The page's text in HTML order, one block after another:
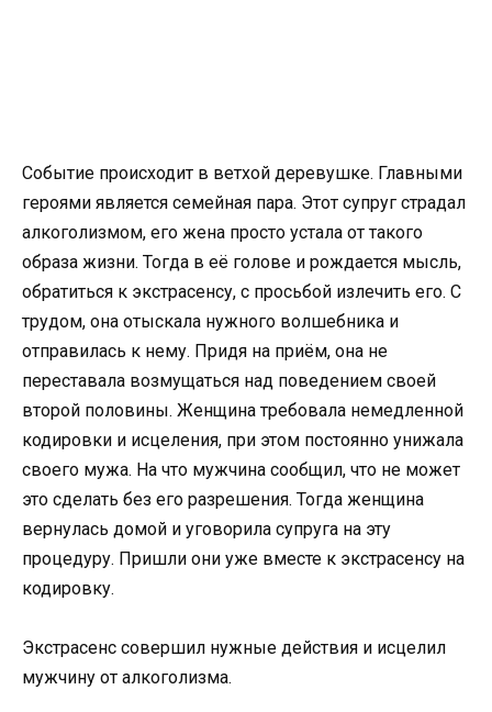
Событие происходит в ветхой деревушке. Главными
героями является семейная пара. Этот супруг страдал
алкоголизмом, его жена просто устала от такого
образа жизни. Тогда в её голове и рождается мысль,
обратиться к экстрасенсу, с просьбой излечить его. С
трудом, она отыскала нужного волшебника и
отправилась к нему. Придя на приём, она не
переставала возмущаться над поведением своей
второй половины. Женщина требовала немедленной
кодировки и исцеления, при этом постоянно унижала
своего мужа. На что мужчина сообщил, что не может
это сделать без его разрешения. Тогда женщина
вернулась домой и уговорила супруга на эту
процедуру. Пришли они уже вместе к экстрасенсу на
кодировку.
Экстрасенс совершил нужные действия и исцелил
мужчину от алкоголизма.